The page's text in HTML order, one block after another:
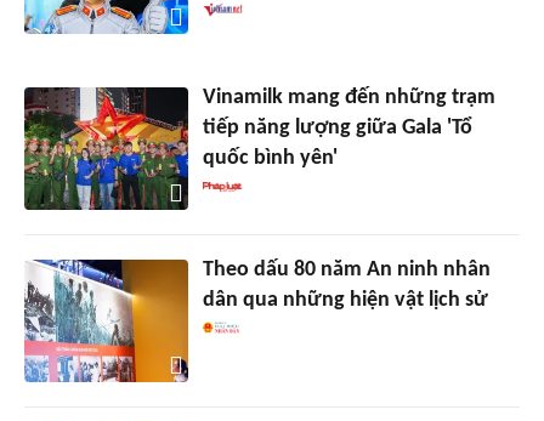
Vinamilk mang đến những trạm
tiếp năng lượng giữa Gala 'Tổ
quốc bình yên'
Theo dấu 80 năm An ninh nhân
dân qua những hiện vật lịch sử